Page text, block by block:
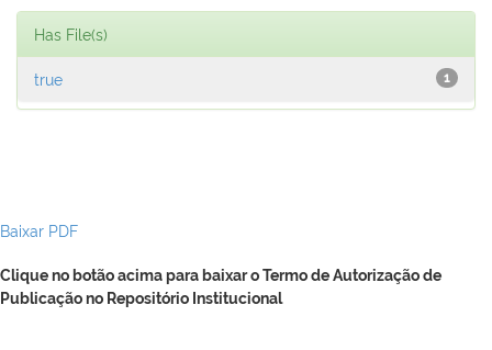
Has File(s)
1
true
Baixar PDF
Clique no botão acima para baixar o Termo de Autorização de
Publicação no Repositório Institucional